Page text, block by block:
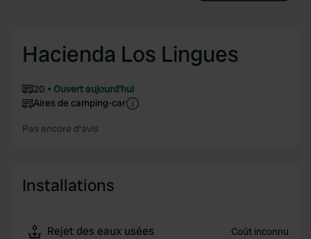
Hacienda Los Lingues
20
Ouvert aujourd'hui
Aires de camping-car
Pas encore d'avis
Installations
Rejet des eaux usées Coût inconnu